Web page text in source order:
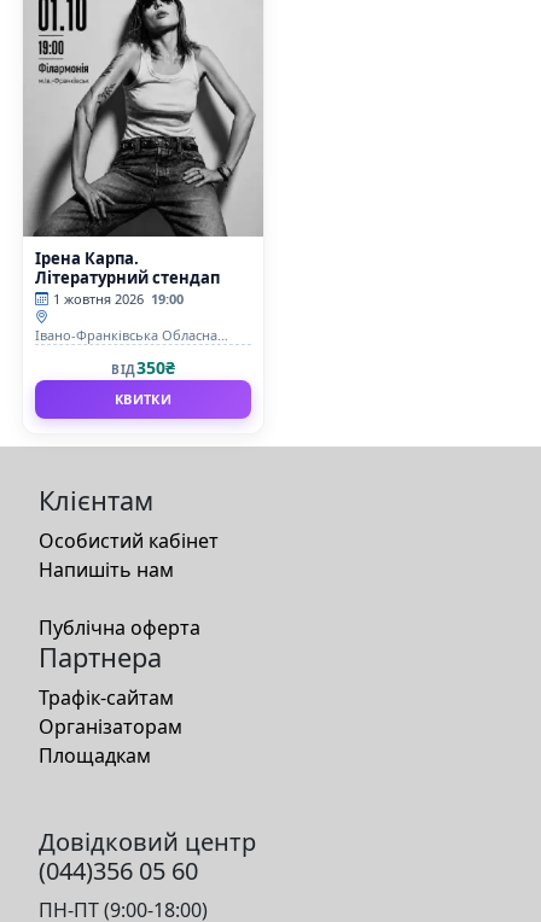
Ірена Карпа.
Літературний стендап
1 жовтня 2026 19:00
Івано-Франківська Обласна
ВІД350₴
КВИТКИ
Клієнтам
Особистий кабінет
Напишіть нам
Публічна оферта
Партнера
Трафік-сайтам
Організаторам
Площадкам
Довідковий центр
(044)356 05 60
ПН-ПТ (9:00-18:00)